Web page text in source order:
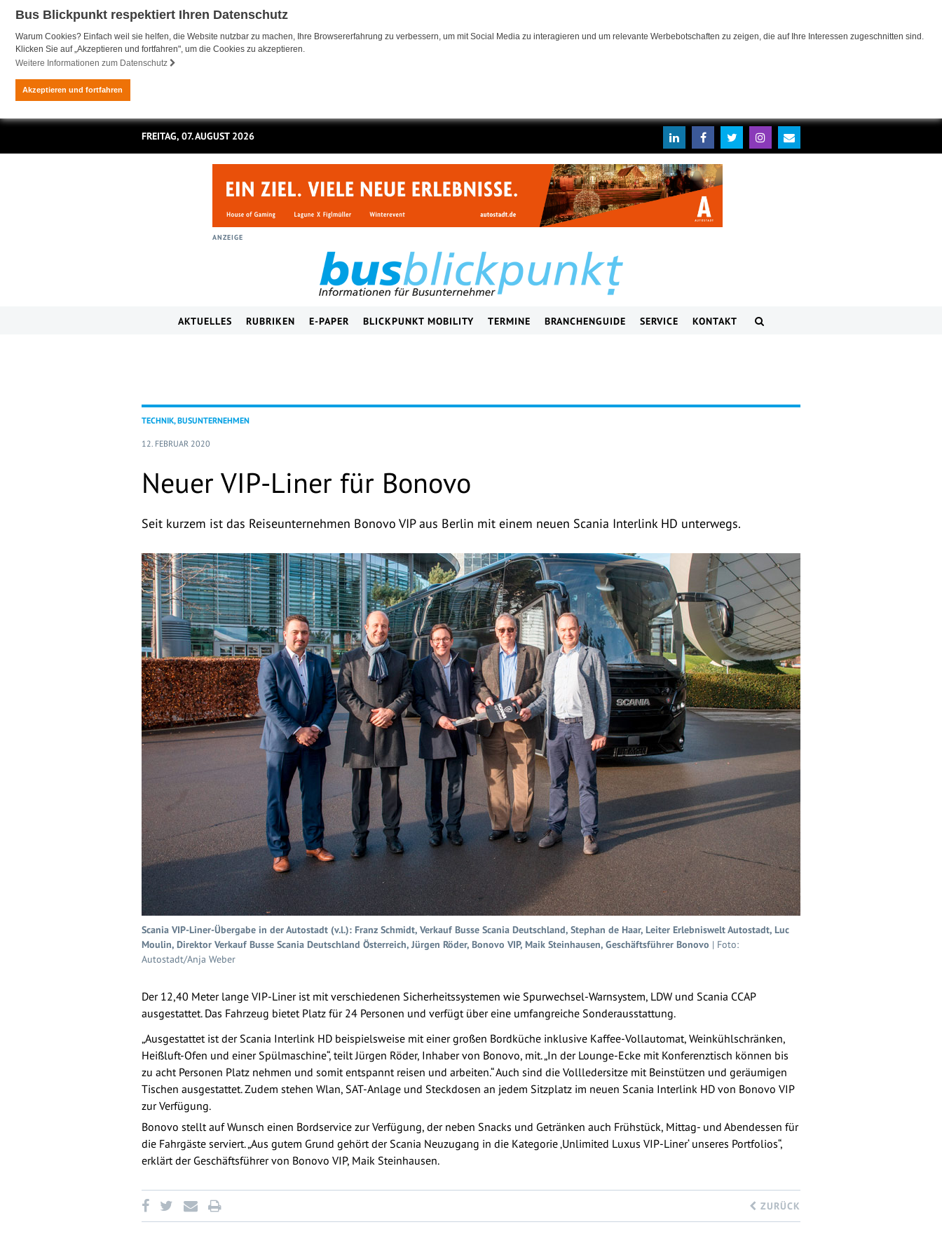
Bus Blickpunkt respektiert Ihren Datenschutz
Warum Cookies? Einfach weil sie helfen, die Website nutzbar zu machen, Ihre Browsererfahrung zu verbessern, um mit Social Media zu interagieren und um relevante Werbebotschaften zu zeigen, die auf Ihre Interessen zugeschnitten sind.
Klicken Sie auf „Akzeptieren und fortfahren", um die Cookies zu akzeptieren.
Weitere Informationen zum Datenschutz
Akzeptieren und fortfahren
FREITAG, 07. AUGUST 2026
ANZEIGE
AKTUELLES RUBRIKEN E-PAPER BLICKPUNKT MOBILITY TERMINE BRANCHENGUIDE SERVICE KONTAKT
TECHNIK, BUSUNTERNEHMEN
12. FEBRUAR 2020
Neuer VIP-Liner für Bonovo
Seit kurzem ist das Reiseunternehmen Bonovo VIP aus Berlin mit einem neuen Scania Interlink HD unterwegs.
Scania VIP-Liner-Übergabe in der Autostadt (v.l.): Franz Schmidt, Verkauf Busse Scania Deutschland, Stephan de Haar, Leiter Erlebniswelt Autostadt, Luc
Moulin, Direktor Verkauf Busse Scania Deutschland Österreich, Jürgen Röder, Bonovo VIP, Maik Steinhausen, Geschäftsführer Bonovo | Foto:
Autostadt/Anja Weber
Der 12,40 Meter lange VIP-Liner ist mit verschiedenen Sicherheitssystemen wie Spurwechsel-Warnsystem, LDW und Scania CCAP
ausgestattet. Das Fahrzeug bietet Platz für 24 Personen und verfügt über eine umfangreiche Sonderausstattung.
„Ausgestattet ist der Scania Interlink HD beispielsweise mit einer großen Bordküche inklusive Kaffee-Vollautomat, Weinkühlschränken,
Heißluft-Ofen und einer Spülmaschine“, teilt Jürgen Röder, Inhaber von Bonovo, mit. „In der Lounge-Ecke mit Konferenztisch können bis
zu acht Personen Platz nehmen und somit entspannt reisen und arbeiten.“ Auch sind die Vollledersitze mit Beinstützen und geräumigen
Tischen ausgestattet. Zudem stehen Wlan, SAT-Anlage und Steckdosen an jedem Sitzplatz im neuen Scania Interlink HD von Bonovo VIP
zur Verfügung.
Bonovo stellt auf Wunsch einen Bordservice zur Verfügung, der neben Snacks und Getränken auch Frühstück, Mittag- und Abendessen für
die Fahrgäste serviert. „Aus gutem Grund gehört der Scania Neuzugang in die Kategorie ‚Unlimited Luxus VIP-Liner‘ unseres Portfolios“,
erklärt der Geschäftsführer von Bonovo VIP, Maik Steinhausen.
ZURÜCK